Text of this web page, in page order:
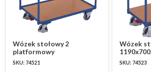
Wózek stołowy 2
platformowy
1025x525x850 mm, lekki
SKU: 74521
Wózek
SKU: 74523